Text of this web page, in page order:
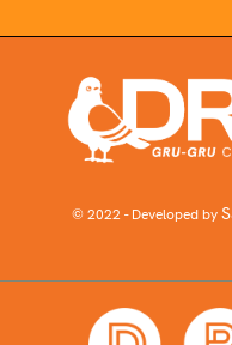
© 2022 - Developed by